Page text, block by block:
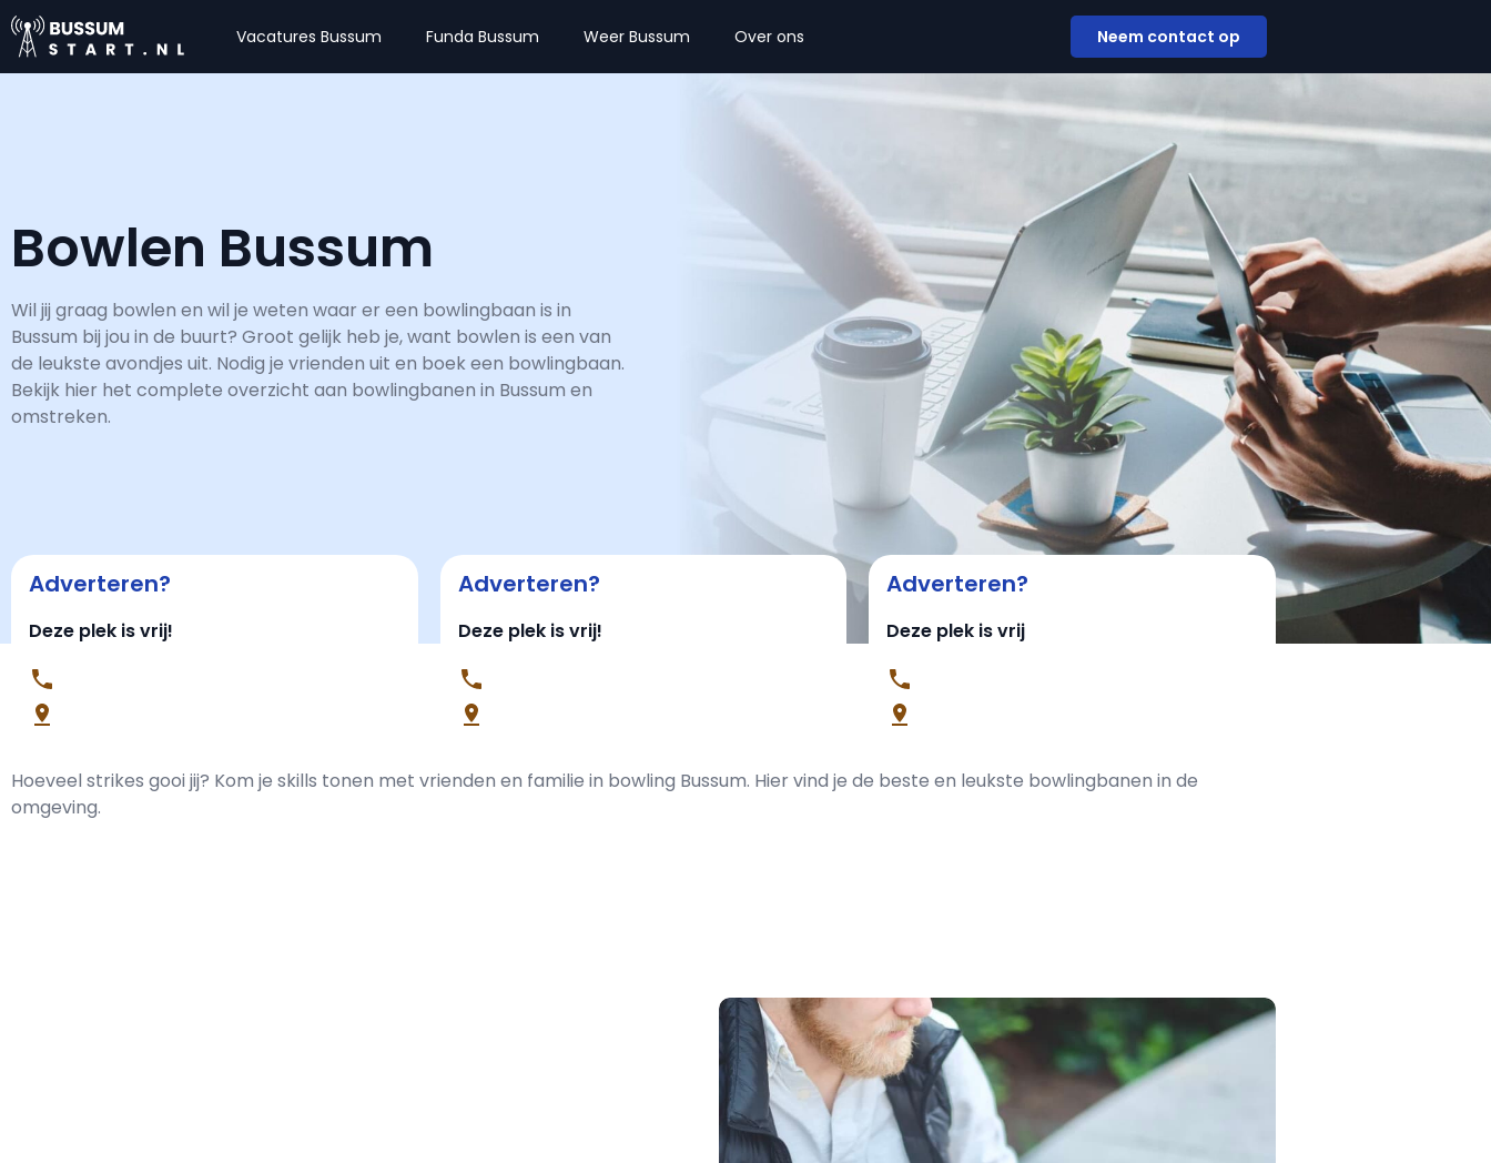
Vacatures Bussum Funda Bussum Weer Bussum Over ons Neem contact op
Bowlen Bussum
Wil jij graag bowlen en wil je weten waar er een bowlingbaan is in
Bussum bij jou in de buurt? Groot gelijk heb je, want bowlen is een van
de leukste avondjes uit. Nodig je vrienden uit en boek een bowlingbaan.
Bekijk hier het complete overzicht aan bowlingbanen in Bussum en
omstreken.
Adverteren?
Deze plek is vrij!
Adverteren?
Deze plek is vrij!
Adverteren?
Deze plek is vrij
Hoeveel strikes gooi jij? Kom je skills tonen met vrienden en familie in bowling Bussum. Hier vind je de beste en leukste bowlingbanen in de
omgeving.